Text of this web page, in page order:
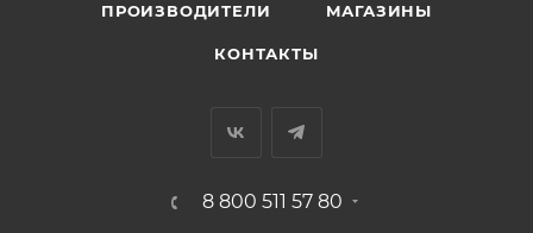
ПРОИЗВОДИТЕЛИ МАГАЗИНЫ
КОНТАКТЫ
8 800 511 57 80